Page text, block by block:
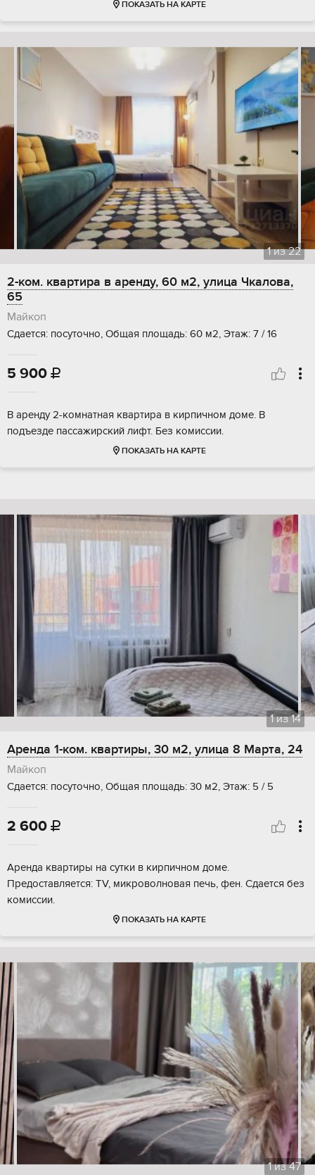
ПОКАЗАТЬ НА КАРТЕ
1из22
2-ком. квартира в аренду, 60 м2, улица Чкалова,
65
Майкоп
Сдается: посуточно, Общая площадь: 60 м2, Этаж: 7 / 16
5 900 
В аренду 2-комнатная квартира в кирпичном доме. В
подъезде пассажирский лифт. Без комиссии.
ПОКАЗАТЬ НА КАРТЕ
1из14
Аренда 1-ком. квартиры, 30 м2, улица 8 Марта, 24
Майкоп
Сдается: посуточно, Общая площадь: 30 м2, Этаж: 5 / 5
2 600 
Аренда квартиры на сутки в кирпичном доме.
Предоставляется: TV, микроволновая печь, фен. Сдается без
комиссии.
ПОКАЗАТЬ НА КАРТЕ
1из47